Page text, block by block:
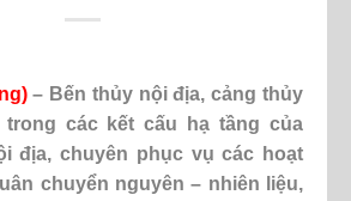
)– Bến thủy nội địa, cảng thủy
các kết cấu hạ tầng của
địa, chuyên phục vụ các hoạt
chuyển nguyên – nhiên liệu,